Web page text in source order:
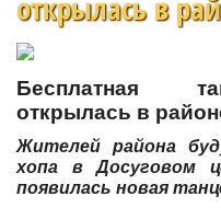
открылась в
Бесплатная
открылась в
Жителей района
хопа в Досуговом
появилась новая